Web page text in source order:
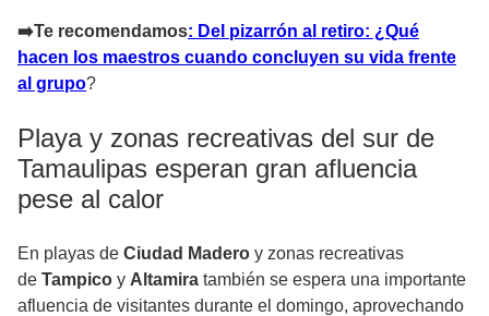
➡️Te recomendamos: Del pizarrón al retiro: ¿Qué
hacen los maestros cuando concluyen su vida frente
al grupo?
Playa y zonas recreativas del sur de
Tamaulipas esperan gran afluencia
pese al calor
En playas de Ciudad Madero y zonas recreativas
de Tampico y Altamira también se espera una importante
afluencia de visitantes durante el domingo, aprovechando